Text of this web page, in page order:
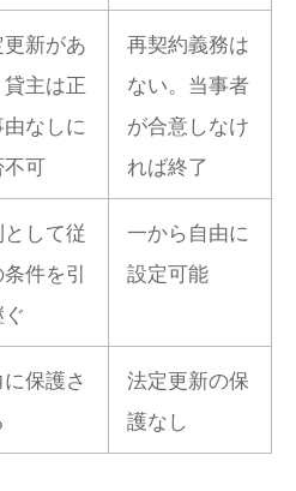
新があ
貸主は正
なしに
可
再契約義務は
ない。当事者
が合意しなけ
れば終了
して従
件を引
一から自由に
設定可能
保護さ
法定更新の保
護なし